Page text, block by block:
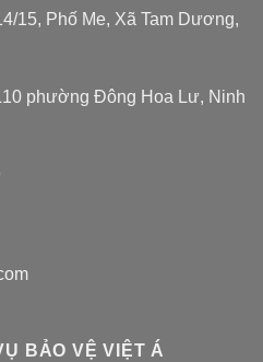
15, Phố Me, Xã Tam Dương,
phường Đông Hoa Lư, Ninh
BẢO VỆ VIỆT Á